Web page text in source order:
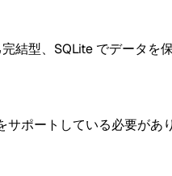
結型、SQLite でデータを
ポートしている必要があ